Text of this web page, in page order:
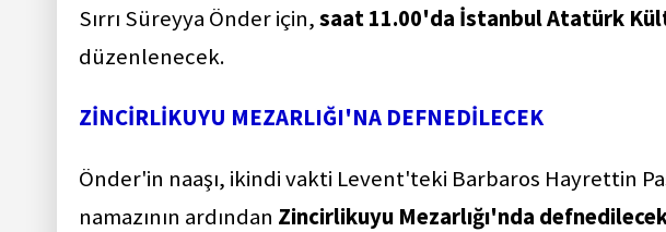
Sırrı Süreyya Önder için,saat 11.00'da İstanbul Atatürk
düzenlenecek.
ZİNCİRLİKUYU MEZARLIĞI'NA DEFNEDİLECEK
Önder'in naaşı, ikindi vakti Levent'teki Barbaros Hayrettin
namazının ardından Zincirlikuyu Mezarlığı'nda